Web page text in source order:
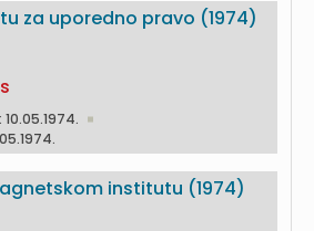
za uporedno pravo (1974)
institutu (1974)